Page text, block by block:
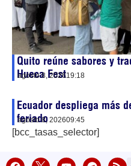
Quito reúne sabores y
Hueca Fest
agosto 8, 202619:18
Ecuador despliega más
feriado
agosto 8, 202609:45
[bcc_tasas_selector]